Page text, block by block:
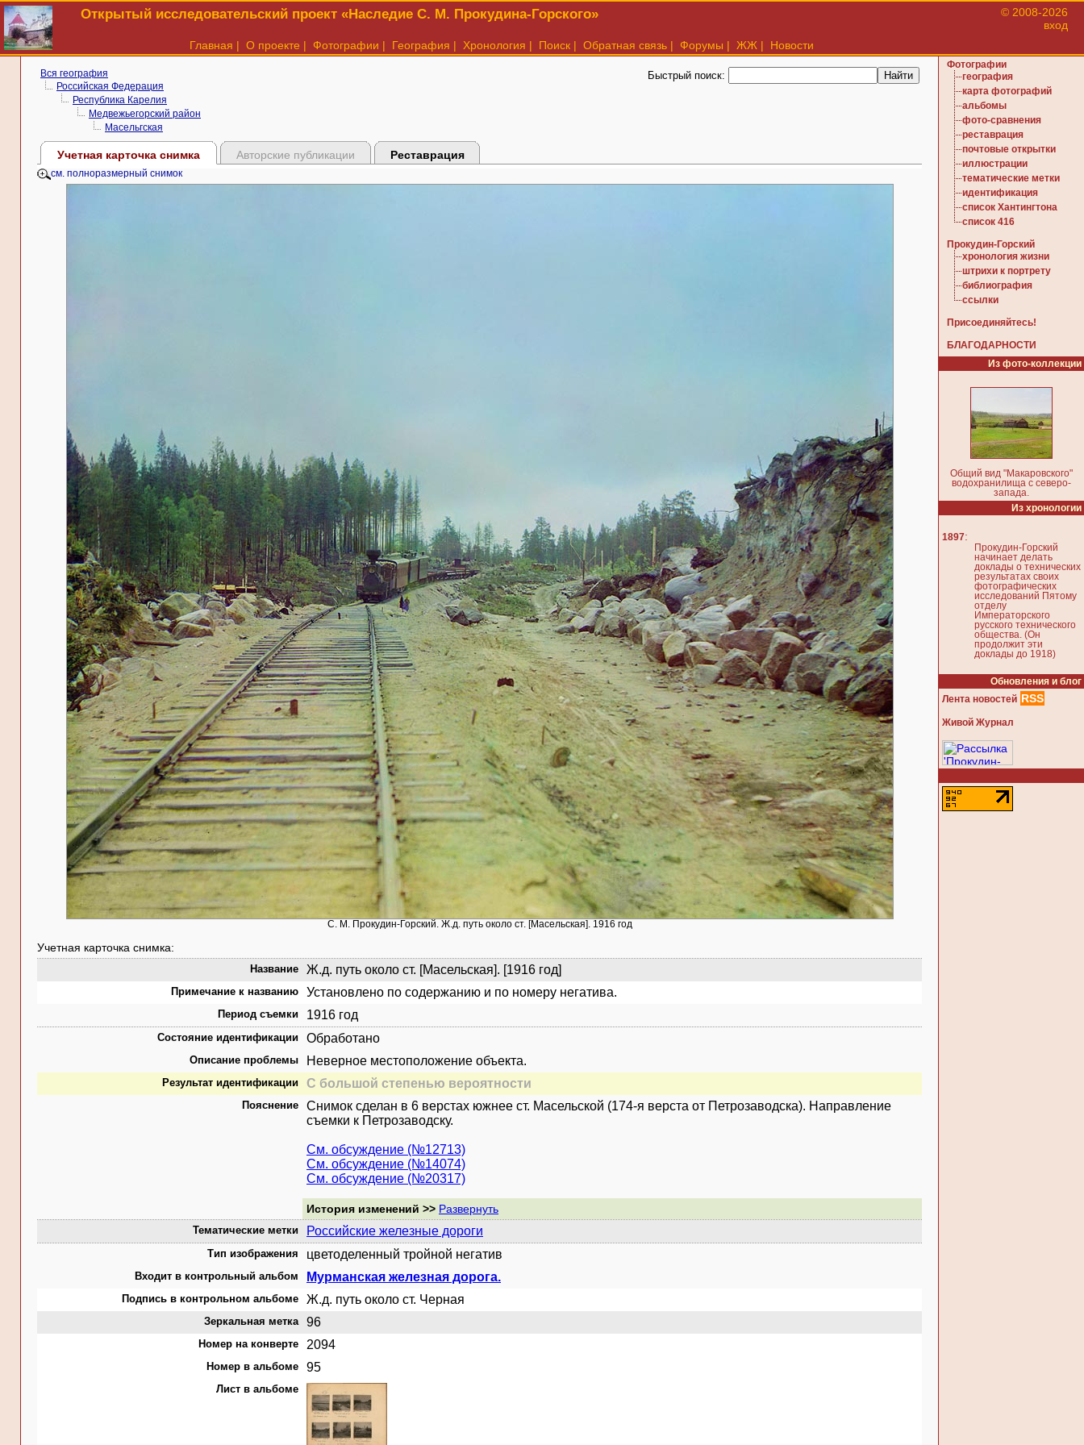
Открытый исследовательский проект «Наследие С. М. Прокудина-Горского»
© 2008-2026
вход
Главная | О проекте | Фотографии | География | Хронология | Поиск | Обратная связь | Форумы | ЖЖ | Новости
Вся география
Российская Федерация
Республика Карелия
Медвежьегорский район
Масельгская
Быстрый поиск:
Учетная карточка снимка Авторские публикации Реставрация
см. полноразмерный снимок
С. М. Прокудин-Горский. Ж.д. путь около ст. [Масельская]. 1916 год
Учетная карточка снимка:
Название Ж.д. путь около ст. [Масельская]. [1916 год]
Примечание к названию Установлено по содержанию и по номеру негатива.
Период съемки 1916 год
Состояние идентификации Обработано
Описание проблемы Неверное местоположение объекта.
Результат идентификации С большой степенью вероятности
Пояснение
Снимок сделан в 6 верстах южнее ст. Масельской (174-я верста от Петрозаводска). Направление
съемки к Петрозаводску.
См. обсуждение (№12713)
См. обсуждение (№14074)
См. обсуждение (№20317)
История изменений >> Развернуть
Тематические метки Российские железные дороги
Тип изображения цветоделенный тройной негатив
Входит в контрольный альбом Мурманская железная дорога.
Подпись в контрольном альбоме Ж.д. путь около ст. Черная
Зеркальная метка 96
Номер на конверте 2094
Номер в альбоме 95
Лист в альбоме
Фотографии
география
карта фотографий
альбомы
фото-сравнения
реставрация
почтовые открытки
иллюстрации
тематические метки
идентификация
список Хантингтона
список 416
Прокудин-Горский
хронология жизни
штрихи к портрету
библиография
ссылки
Присоединяйтесь!
БЛАГОДАРНОСТИ
Из фото-коллекции
Общий вид "Макаровского"
водохранилища с северо-
запада.
Из хронологии
1897:
Прокудин-Горский
начинает делать
доклады о технических
результатах своих
фотографических
исследований Пятому
отделу
Императорского
русского технического
общества. (Он
продолжит эти
доклады до 1918)
Обновления и блог
Лента новостей RSS
Живой Журнал